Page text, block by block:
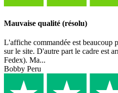
Mauvaise qualité (résolu)
L'affiche commandée est beaucoup
sur le site. D'autre part le cadre est
Fedex). Ma...
Bobby Peru